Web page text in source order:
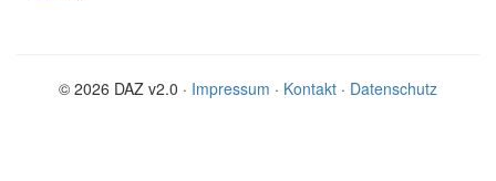
© 2026 DAZ v2.0 · Impressum · Kontakt · Datenschutz